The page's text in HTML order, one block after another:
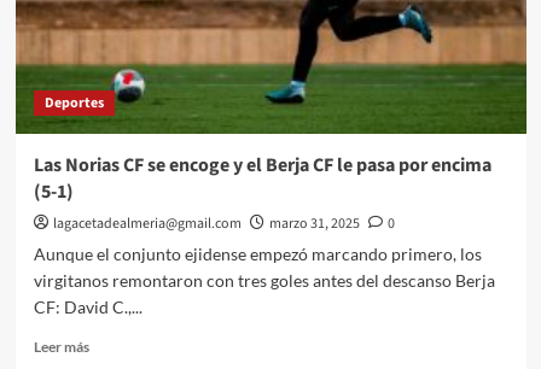
Deportes
Las Norias CF se encoge y el Berja CF le pasa por encima
(5-1)
lagacetadealmeria@gmail.com marzo 31, 2025
0
Aunque el conjunto ejidense empezó marcando primero, los
virgitanos remontaron con tres goles antes del descanso Berja
CF: David C.,...
Leer másLeer